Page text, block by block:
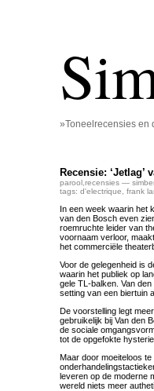
»Toneelrecensies en
Recensie: ‘Jetlag’
parool recensies —
tags: d'electrique frank
In een week waarin het
van den Bosch even
roemruchte leider van
voornaam verloor,
het commerciële
Voor de gelegenheid is
waarin het publiek op
gele TL-balken. Van
setting van een biertuin
De voorstelling legt
gebruikelijk bij Van den
de sociale
tot de opgefokte
Maar door moeiteloos
leveren op de moderne
wereld niets meer